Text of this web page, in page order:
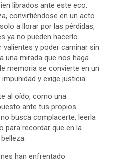
librados ante este eco.
convirtiéndose en un acto
a llorar por las pérdidas,
ya no pueden hacerlo.
valientes y poder caminar sin
una mirada que nos haga
memoria se convierte en un
y exige justicia.
al oído, como una
ante tus propios
busca complacerte, leerla
para recordar que en la
han enfrentado